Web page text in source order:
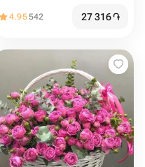
4.95542 27 316֏